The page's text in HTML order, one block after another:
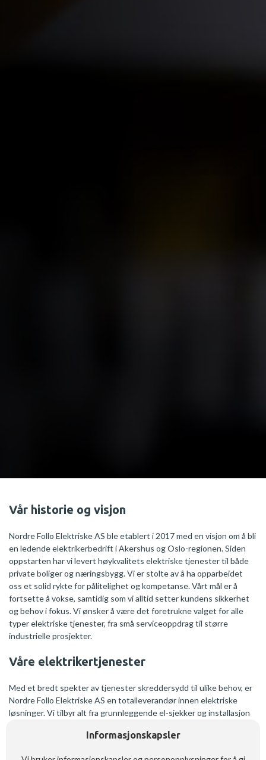
Informasjonskapsler
Vår historie og visjon
Nordre Follo Elektriske AS ble etablert i 2017 med en visjon om å bli
en ledende elektrikerbedrift i Akershus og Oslo-regionen. Siden
oppstarten har vi levert høykvalitets elektriske tjenester til både
private boliger og næringsbygg. Vi er stolte av å ha opparbeidet
oss et solid rykte for pålitelighet og kompetanse. Vårt mål er å
fortsette å vokse, samtidig som vi alltid setter kundens sikkerhet
og behov i fokus. Vi ønsker å være det foretrukne valget for alle
typer elektriske tjenester, fra små serviceoppdrag til større
industrielle prosjekter.
Våre elektrikertjenester
Med et bredt spekter av tjenester skreddersydd til ulike behov, er
Nordre Follo Elektriske AS en totalleverandør innen elektriske
løsninger. Vi tilbyr alt fra grunnleggende el-sjekker og installasjon
brannsikkerhet og oppvarming av gulv. Vi har også